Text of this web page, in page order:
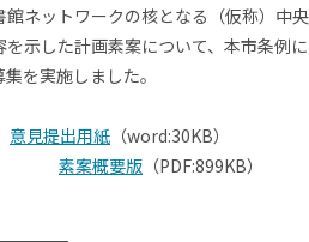
ネットワークの核となる（仮称）中央
示した計画素案について、本市条例に
を実施しました。
意見提出用紙 （word:30KB）
） 素案概要版 （PDF:899KB）